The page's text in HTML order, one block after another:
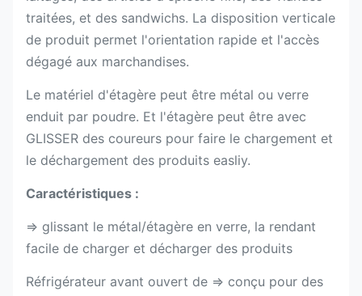
traitées, et des sandwichs. La disposition verticale
de produit permet l'orientation rapide et l'accès
dégagé aux marchandises.
Le matériel d'étagère peut être métal ou verre
enduit par poudre. Et l'étagère peut être avec
GLISSER des coureurs pour faire le chargement et
le déchargement des produits easliy.
Caractéristiques :
⇒ glissant le métal/étagère en verre, la rendant
facile de charger et décharger des produits
Réfrigérateur avant ouvert de ⇒ conçu pour des